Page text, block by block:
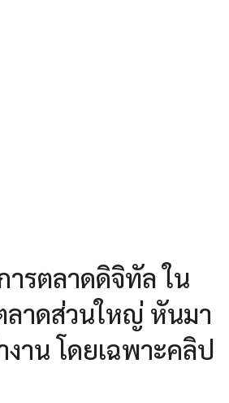
รตลาดดิจิทัล ใน
ลาดส่วนใหญ่ หันมา
าน โดยเฉพาะคลิป